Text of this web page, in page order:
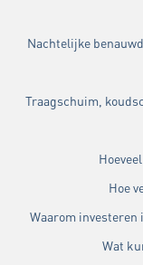
Nachtelijke
Traagschuim,
Hoe
Waarom investeren
Wat